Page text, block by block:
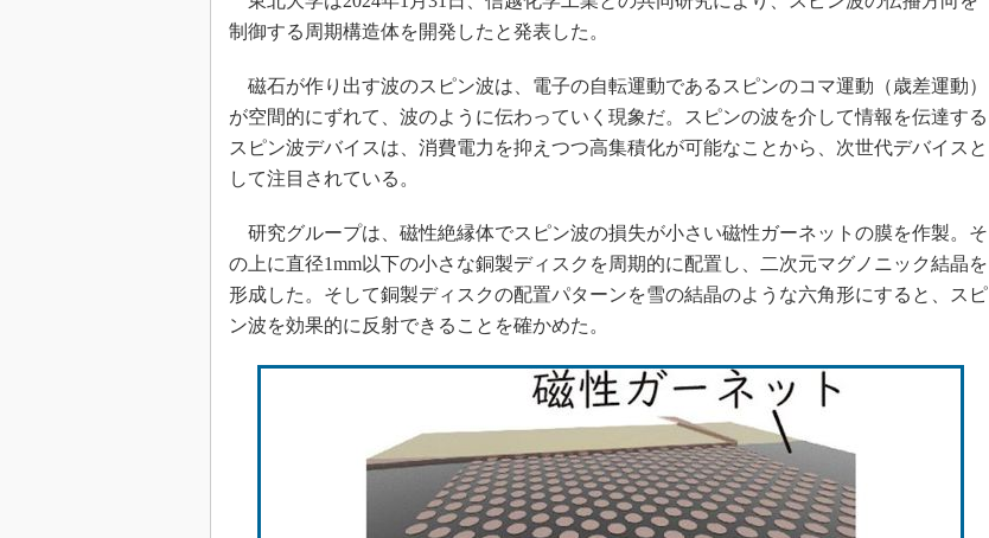
3Dプリンタ
S＆OP
インダストリー4.0
イノベーション
メイドインジャパン
植物工場
知財マネジメント
グローバル設計・開発
制御セキュリティ
新型コロナへの対応
制御する周期構造体を開発したと発表した。
磁石が作り出す波のスピン波は、電子の自転運動であるスピンのコマ運動（歳差運動）
が空間的にずれて、波のように伝わっていく現象だ。スピンの波を介して情報を伝達する
スピン波デバイスは、消費電力を抑えつつ高集積化が可能なことから、次世代デバイスと
して注目されている。
研究グループは、磁性絶縁体でスピン波の損失が小さい磁性ガーネットの膜を作製。そ
の上に直径1mm以下の小さな銅製ディスクを周期的に配置し、二次元マグノニック結晶を
形成した。そして銅製ディスクの配置パターンを雪の結晶のような六角形にすると、スピ
ン波を効果的に反射できることを確かめた。